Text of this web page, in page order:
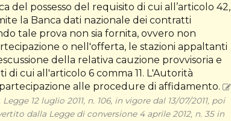
del possesso del requisito di cui all’articolo 42,
la Banca dati nazionale dei contratti
tale prova non sia fornita, ovvero non
o nell'offerta, le stazioni appaltanti
della relativa cauzione provvisoria e
cui all'articolo 6 comma 11. L'Autorità
alle procedure di affidamento.
12 luglio 2011, n. 106, in vigore dal 13/07/2011, poi
dalla Legge di conversione 4 aprile 2012, n. 35 in